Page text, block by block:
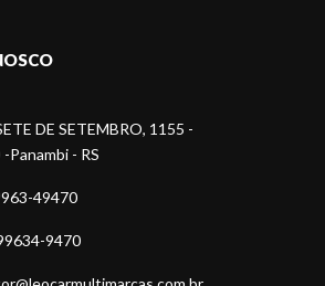
DE SETEMBRO, 1155 -
Panambi - RS
49470
9470